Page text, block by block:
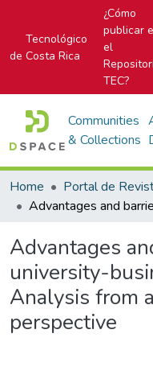
Tecnológico
de Costa Rica
¿Cómo
publicar
el
TEC?
Communities
& Collections
Home
Advantages
university-
Analysis from
perspective